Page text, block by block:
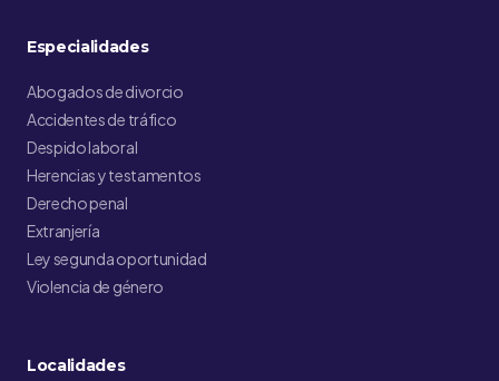
Especialidades
Abogados de divorcio
Accidentes de tráfico
Despido laboral
Herencias y testamentos
Derecho penal
Extranjería
Ley segunda oportunidad
Violencia de género
Localidades